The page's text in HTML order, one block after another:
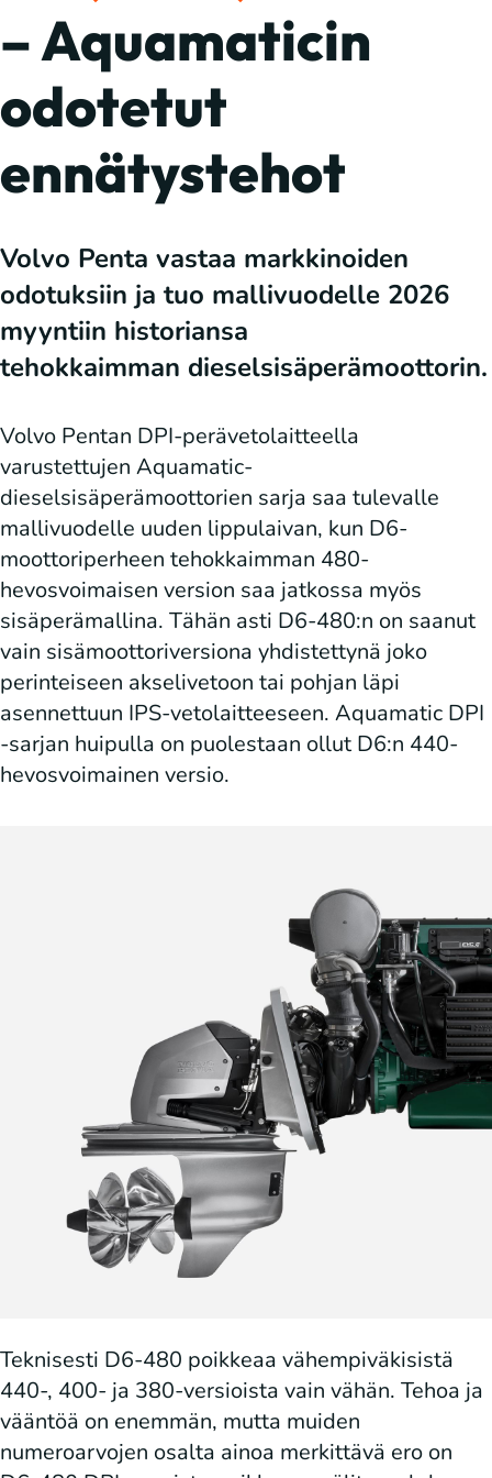
– Aquamaticin
odotetut
ennätystehot
Volvo Penta vastaa markkinoiden
odotuksiin ja tuo mallivuodelle 2026
myyntiin historiansa
tehokkaimman dieselsisäperämoottorin.
Volvo Pentan DPI-perävetolaitteella
varustettujen Aquamatic-
dieselsisäperämoottorien sarja saa tulevalle
mallivuodelle uuden lippulaivan, kun D6-
moottoriperheen tehokkaimman 480-
hevosvoimaisen version saa jatkossa myös
sisäperämallina. Tähän asti D6-480:n on saanut
vain sisämoottoriversiona yhdistettynä joko
perinteiseen akselivetoon tai pohjan läpi
asennettuun IPS-vetolaitteeseen. Aquamatic DPI
-sarjan huipulla on puolestaan ollut D6:n 440-
hevosvoimainen versio.
Teknisesti D6-480 poikkeaa vähempiväkisistä
440-, 400- ja 380-versioista vain vähän. Tehoa ja
vääntöä on enemmän, mutta muiden
numeroarvojen osalta ainoa merkittävä ero on